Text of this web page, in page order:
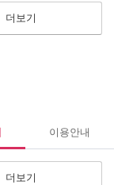
더보기
이용안내
더보기